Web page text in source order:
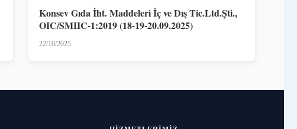
Konsev Gıda İht. Maddeleri İç ve Dış Tic.Ltd.Şti.,
OIC/SMIIC-1:2019 (18-19-20.09.2025)
22/10/2025